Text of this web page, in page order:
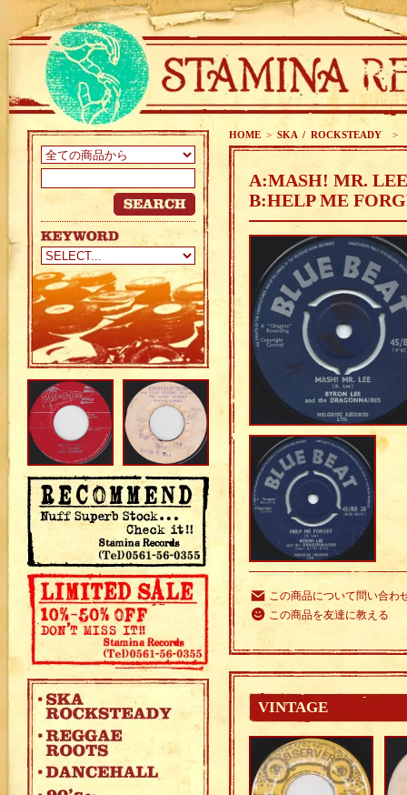
HOME > SKA / ROCKSTEADY >
A:MASH! MR.
B:HELP ME
この商品について問い合わ
この商品を友達に教える
VINTAGE